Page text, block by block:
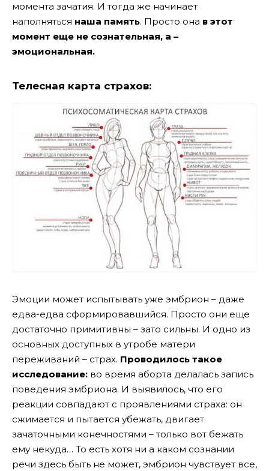
момента зачатия. И тогда же начинает
наполняться наша память. Просто она в этот
момент еще не сознательная, а –
эмоциональная.
Телесная карта страхов:
Эмоции может испытывать уже эмбрион – даже
едва-едва сформировавшийся. Просто они еще
достаточно примитивны – зато сильны. И одно из
основных доступных в утробе матери
переживаний – страх. Проводилось такое
исследование: во время аборта делалась запись
поведения эмбриона. И выявилось, что его
реакции совпадают с проявлениями страха: он
сжимается и пытается убежать, двигает
зачаточными конечностями – только вот бежать
ему некуда… То есть хотя ни а каком сознании
речи здесь быть не может, эмбрион чувствует все,